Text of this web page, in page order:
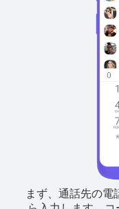
まず、通話先の